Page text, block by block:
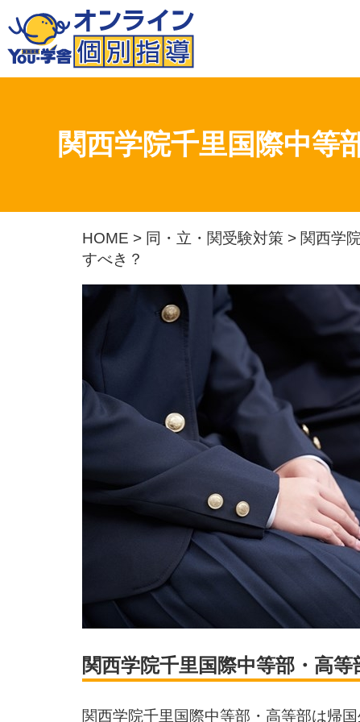
関西学院千里国際中
HOME > 同・立・関受験対策 > 関西学
すべき？
関西学院千里国際中等部・高
関西学院千里国際中等部・高等部は帰